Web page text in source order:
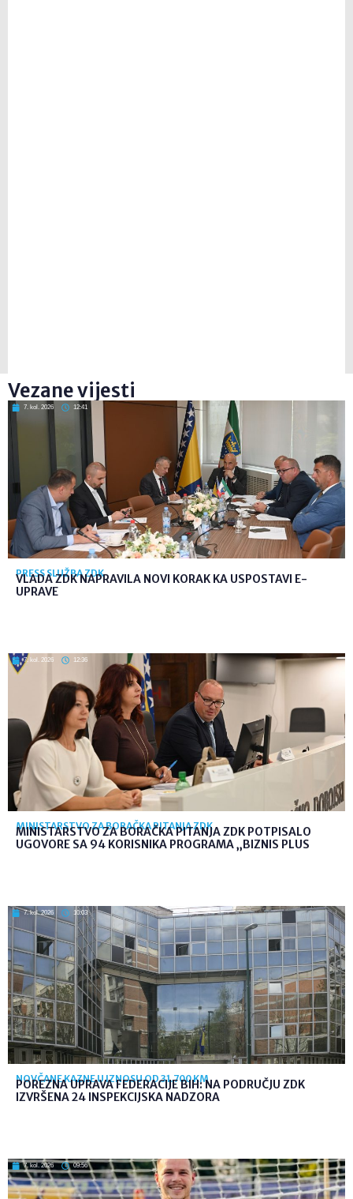
Vezane vijesti
7. kol. 2026 12:41
PRESS SLUŽBA ZDK
VLADA ZDK NAPRAVILA NOVI KORAK KA USPOSTAVI E-
UPRAVE
7. kol. 2026 12:36
MINISTARSTVO ZA BORAČKA PITANJA ZDK
MINISTARSTVO ZA BORAČKA PITANJA ZDK POTPISALO
UGOVORE SA 94 KORISNIKA PROGRAMA „BIZNIS PLUS
7. kol. 2026 10:03
NOVČANE KAZNE U IZNOSU OD 31.700 KM
POREZNA UPRAVA FEDERACIJE BIH: NA PODRUČJU ZDK
IZVRŠENA 24 INSPEKCIJSKA NADZORA
7. kol. 2026 09:56